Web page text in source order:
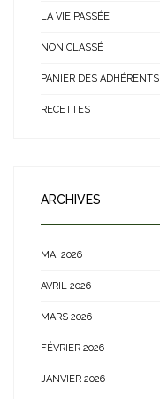
LA VIE PASSÉE
NON CLASSÉ
PANIER DES ADHÉRENTS
RECETTES
ARCHIVES
MAI 2026
AVRIL 2026
MARS 2026
FÉVRIER 2026
JANVIER 2026